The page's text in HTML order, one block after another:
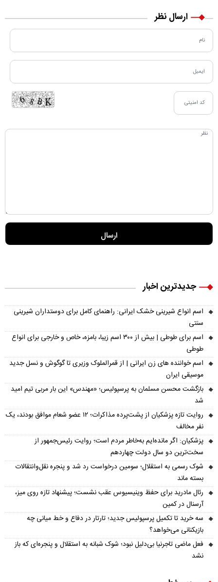
ارسال نظر
جدیدترین اخبار
اسم انواع شیرینی خشک ایرانی: راهنمای کامل برای دوستداران شیرینی
سنتی
اسم برای طوطی | بیش از ۳۰۰ اسم زیبا، بامزه، خاص و خارجی برای انواع
طوطی
اسم خواننده های زن ایرانی | از قمرالملوک وزیری تا گوگوش و نسل جدید
موسیقی ایران
بازگشت محسن مسلمان به پرسپولیس؛ «مهندس» این بار مربی تیم امید
شد
روایت تازه پزشکیان از پشت‌پرده مذاکرات؛ ۱۲ عضو شعام موافق بودند، یک
نفر مخالف
پزشکیان: اگر مانده‌ایم به‌خاطر مردم است؛ روایت رئیس‌جمهور از
سخت‌ترین دو سال دولت چهاردهم
شوک رسمی به استقلال؛ سومین درخواست رد شد و پنجره نقل‌وانتقالات
بسته ماند
رئال مادرید برای حفظ وینیسیوس عقب نشست؛ پیشنهاد تازه روی میز،
آرسنال در کمین
سه خرید تا تکمیل پرسپولیس جدید؛ تارتار در دفاع و خط میانی چه
بازیکنانی می‌خواهد؟
فعل ماضی تاجرنیا بی‌دلیل نبود؛ شوک شبانه به استقلال و پنجره‌ای که باز
نشد